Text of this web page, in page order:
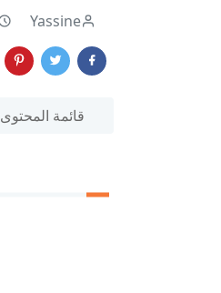
Yassine
قائمة المحتوى